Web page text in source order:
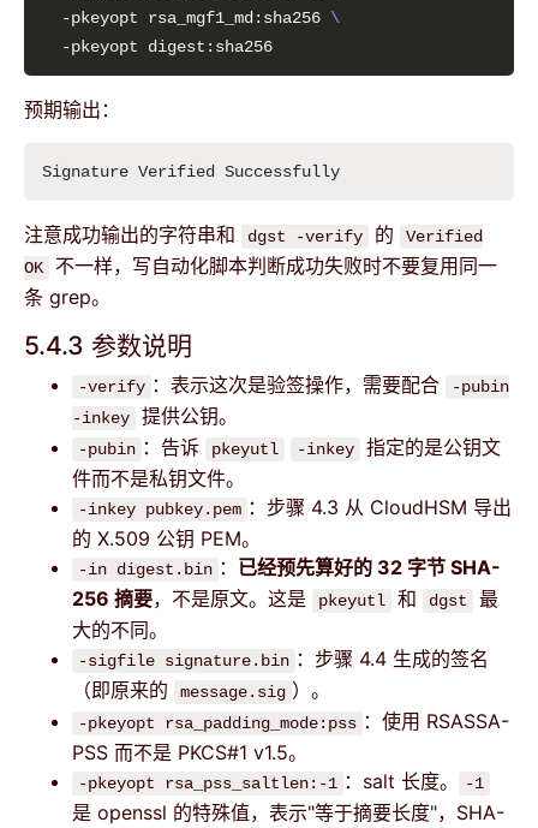
  -pkeyopt rsa_mgf1_md:sha256
预期输出：
注意成功输出的字符串和 dgst -verify 的
Verified
OK
不一样，写自动化脚本判断成功失败时不要复用同一
条 grep。
5.4.3 参数说明
-verify ：表示这次是验签操作，需要配合
-pubin
-inkey
提供公钥。
-pubin ：告诉 pkeyutl -inkey
指定的是公钥文
件而不是私钥文件。
-inkey pubkey.pem ：步骤 4.3 从 CloudHSM 导出
的 X.509 公钥 PEM。
-in digest.bin ： 已经预先算好的 32 字节 SHA-
256 摘要，不是原文。这是 pkeyutl 和 dgst
最
大的不同。
-sigfile signature.bin ：步骤 4.4 生成的签名
（即原来的
message.sig ）。
-pkeyopt rsa_padding_mode:pss ：使用 RSASSA-
PSS 而不是 PKCS#1 v1.5。
-pkeyopt rsa_pss_saltlen:-1 ：salt 长度。 -1
是 openssl 的特殊值，表示"等于摘要长度"，SHA-